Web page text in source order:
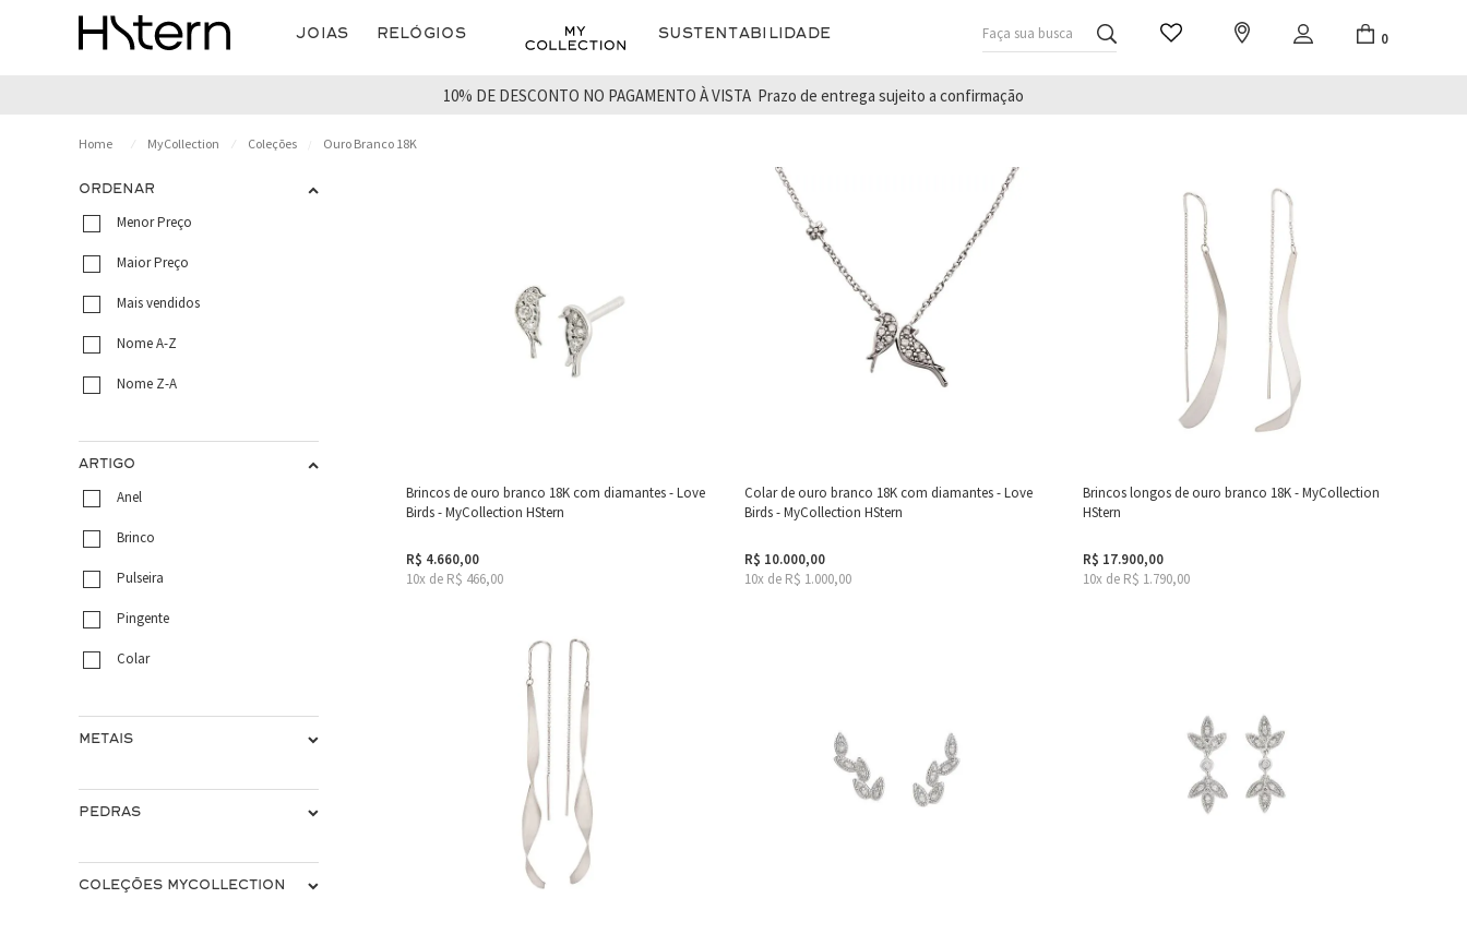
Joias Relógios Sustentabilidade Faça sua busca 0
10% DE DESCONTO NO PAGAMENTO À VISTA Prazo de entrega sujeito a confirmação
MyCollection Coleções Ouro Branco 18K
ORDENAR
Menor Preço
Maior Preço
Mais vendidos
Nome A-Z
Nome Z-A
ARTIGO
Anel
Brinco
Pulseira
Pingente
Colar
METAIS
PEDRAS
COLEÇÕES MYCOLLECTION
Brincos de ouro branco 18K com diamantes - Love
Birds - MyCollection HStern
R$ 4.660,00
10x de R$ 466,00
Colar de ouro branco 18K com diamantes - Love
Birds - MyCollection HStern
R$ 10.000,00
10x de R$ 1.000,00
Brincos longos de ouro branco 18K - MyCollection
HStern
R$ 17.900,00
10x de R$ 1.790,00